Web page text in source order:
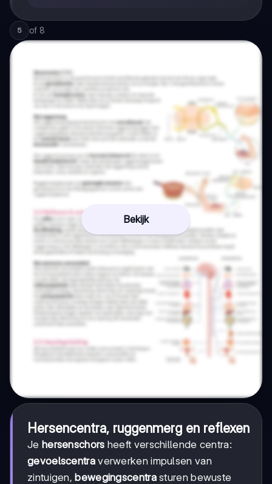
5 of 8
Bekijk
Hersencentra, ruggenmerg en reflexen
Je hersenschors heeft verschillende centra:
gevoelscentraverwerken impulsen van
zintuigen,bewegingscentrasturen bewuste